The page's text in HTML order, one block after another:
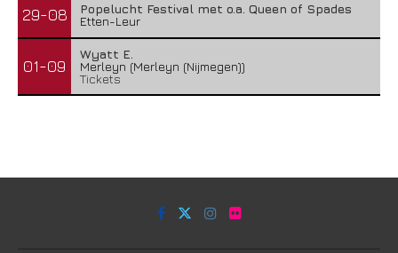
29-08
Popelucht Festival met o.a. Queen of Spades
Etten-Leur
01-09
Wyatt E.
Merleyn (Merleyn (Nijmegen))
Tickets